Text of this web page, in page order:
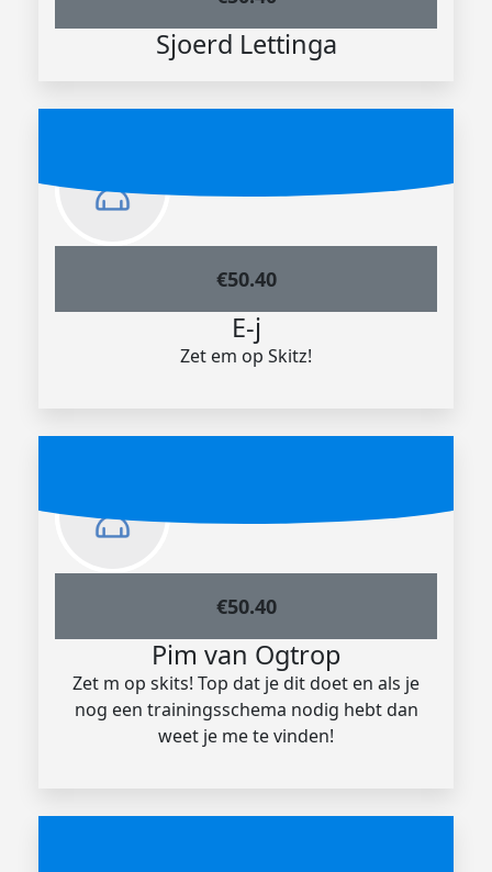
Sjoerd Lettinga
€50.40
E-j
Zet em op Skitz!
€50.40
Pim van Ogtrop
Zet m op skits! Top dat je dit doet en als je
nog een trainingsschema nodig hebt dan
weet je me te vinden!